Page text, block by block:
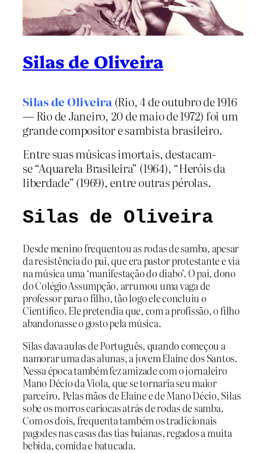
Silas de Oliveira
Silas de Oliveira(Rio, 4 de outubro de 1916
— Rio de Janeiro, 20 de maio de 1972) foi um
grande compositor e sambista brasileiro.
Entre suas músicas imortais, destacam-
se “Aquarela Brasileira” (1964), “Heróis da
liberdade” (1969), entre outras pérolas.
Silas de Oliveira
Desde menino frequentou as rodas de samba, apesar
da resistência do pai, que era pastor protestante e via
na música uma ‘manifestação do diabo’. O pai, dono
do Colégio Assumpção, arrumou uma vaga de
professor para o filho, tão logo ele concluiu o
Científico. Ele pretendia que, com a profissão, o filho
abandonasse o gosto pela música.
Silas dava aulas de Português, quando começou a
namorar uma das alunas, a jovem Elaine dos Santos.
Nessa época também fez amizade com o jornaleiro
Mano Décio da Viola, que se tornaria seu maior
parceiro. Pelas mãos de Elaine e de Mano Décio, Silas
sobe os morros cariocas atrás de rodas de samba.
Com os dois, frequenta também os tradicionais
pagodes nas casas das tias baianas, regados a muita
bebida, comida e batucada.